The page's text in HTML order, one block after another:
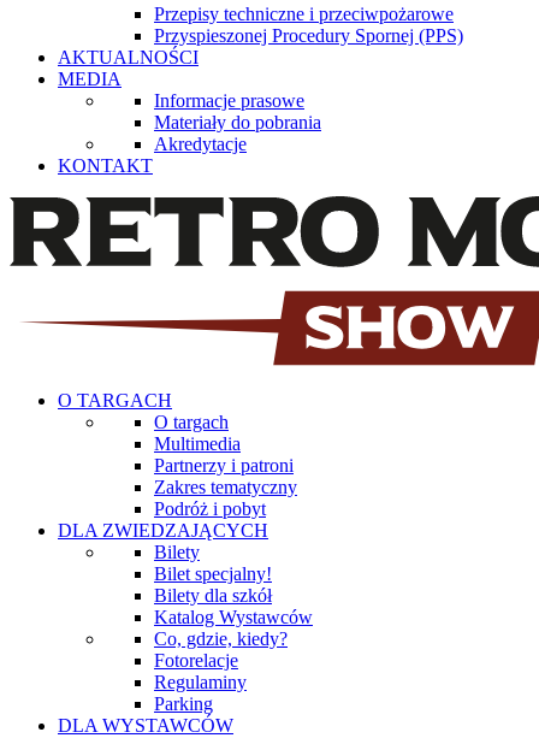
Przepisy techniczne i przeciwpożarowe
Przyspieszonej Procedury Spornej (PPS)
AKTUALNOŚCI
MEDIA
Informacje prasowe
Materiały do pobrania
Akredytacje
KONTAKT
O TARGACH
O targach
Multimedia
Partnerzy i patroni
Zakres tematyczny
Podróż i pobyt
DLA ZWIEDZAJĄCYCH
Bilety
Bilet specjalny!
Bilety dla szkół
Katalog Wystawców
Co, gdzie, kiedy?
Fotorelacje
Regulaminy
Parking
DLA WYSTAWCÓW